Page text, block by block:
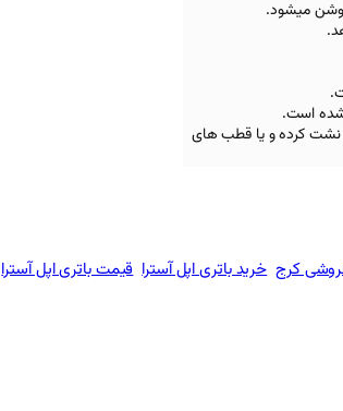
روشن میشود.
است.
نشت کرده و یا قطب های
کرج خرید باتری اپل آسترا قیمت باتری اپل آسترا